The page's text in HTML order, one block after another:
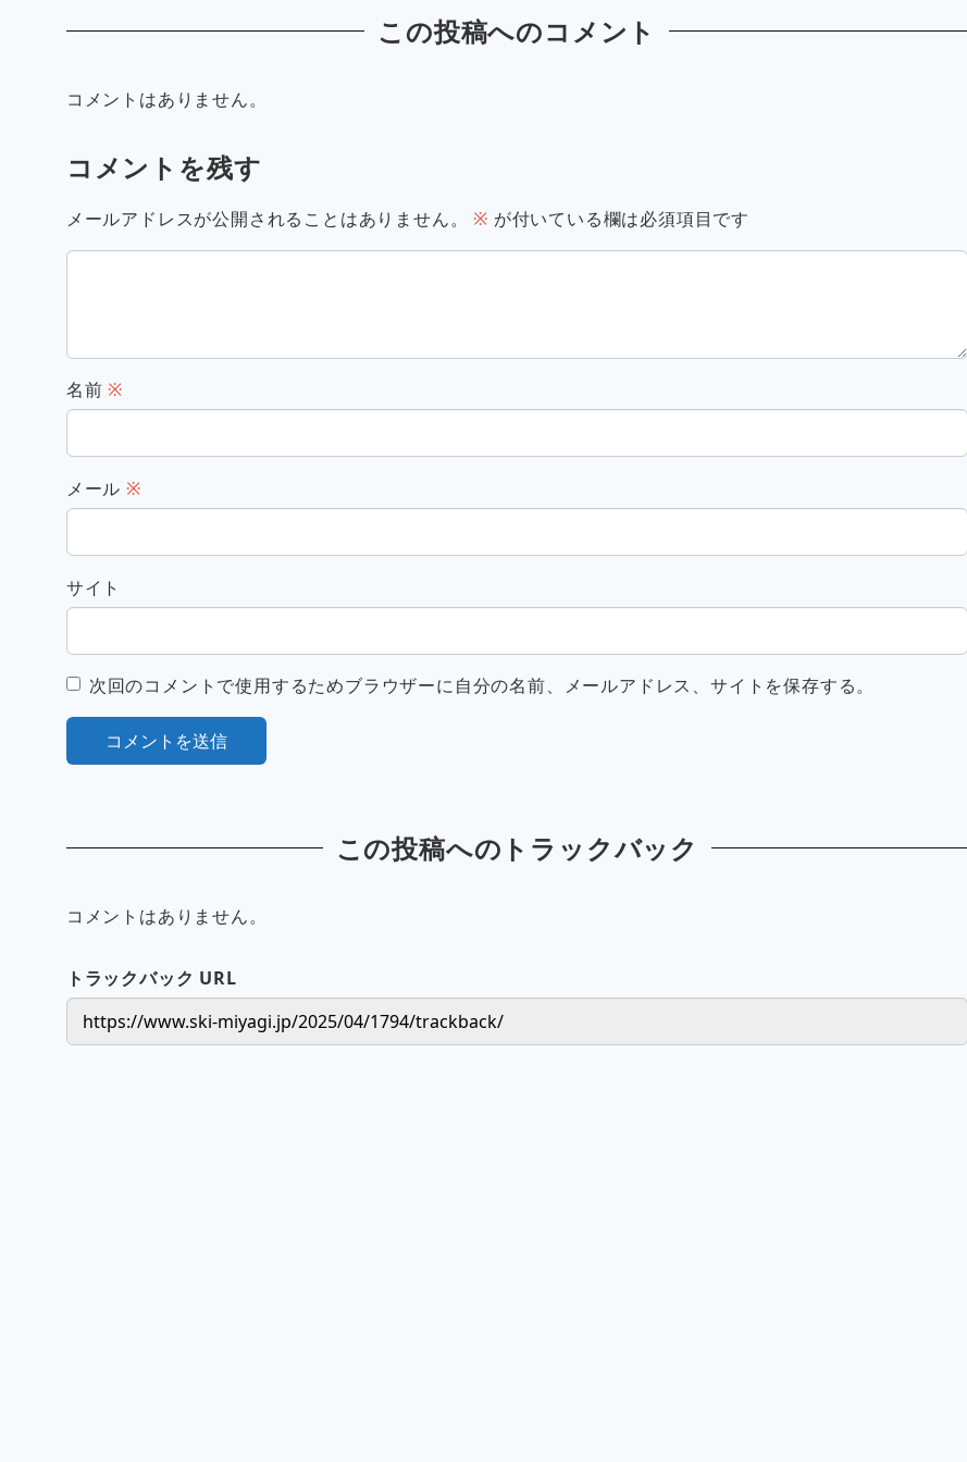
この投稿へのコメント
コメントはありません。
コメントを残す
メールアドレスが公開されることはありません。 ※ が付いている欄は必須項目です
名前 ※
メール ※
サイト
次回のコメントで使用するためブラウザーに自分の名前、メールアドレス、サイトを保存する。
この投稿へのトラックバック
コメントはありません。
トラックバック URL